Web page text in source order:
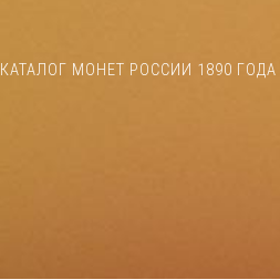
КАТАЛОГ МОНЕТ РОССИИ 1890 ГОДА